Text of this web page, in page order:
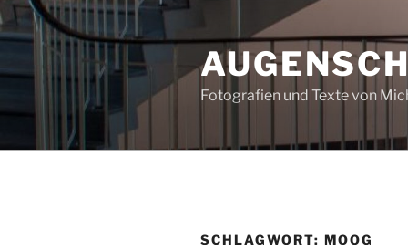
Zum
Inhalt
springen
Fotografien und Texte von
SCHLAGWORT: MOOG